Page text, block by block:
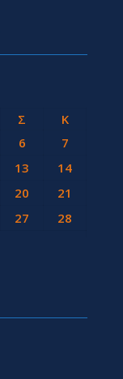
Σ
Κ
6
7
13
14
20
21
27
28